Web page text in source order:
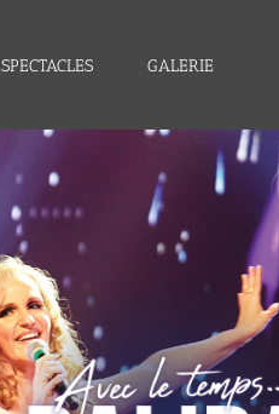
SPECTACLES GALERIE